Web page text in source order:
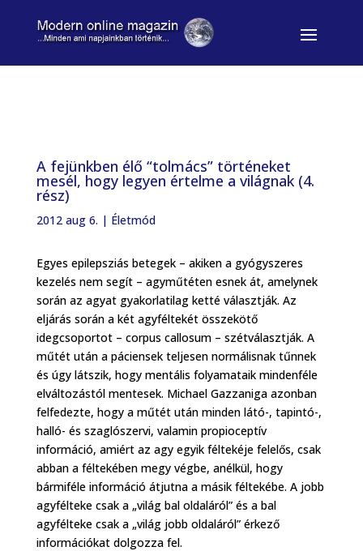
A fejünkben élő “tolmács” történeket
mesél, hogy legyen értelme a világnak (4.
rész)
2012 aug 6. | Életmód
Egyes epilepsziás betegek – akiken a gyógyszeres
kezelés nem segít – agyműtéten esnek át, amelynek
során az agyat gyakorlatilag ketté választják. Az
eljárás során a két agyféltekét összekötő
idegcsoportot – corpus callosum – szétválasztják. A
műtét után a páciensek teljesen normálisnak tűnnek
és úgy látszik, hogy mentális folyamataik mindenféle
elváltozástól mentesek. Michael Gazzaniga azonban
felfedezte, hogy a műtét után minden látó-, tapintó-,
halló- és szaglószervi, valamin propioceptív
információ, amiért az agy egyik féltekéje felelős, csak
abban a féltekében megy végbe, anélkül, hogy
bármiféle információ átjutna a másik féltekébe. A jobb
agyfélteke csak a „világ bal oldaláról” és a bal
agyfélteke csak a „világ jobb oldaláról” érkező
információkat dolgozza fel.